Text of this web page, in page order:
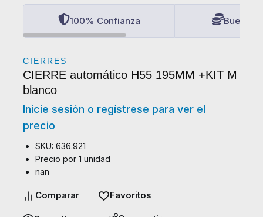
100% Confianza Buenos
CIERRES
CIERRE automático H55 195MM +KIT M
blanco
Inicie sesión o regístrese para ver el
precio
SKU: 636.921
Precio por 1 unidad
nan
Comparar Favoritos